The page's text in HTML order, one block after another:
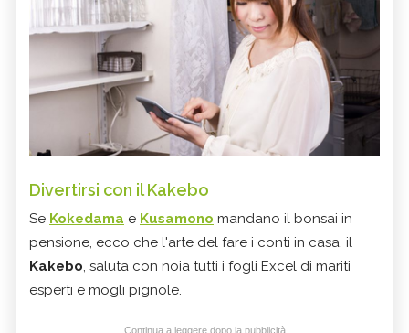
Divertirsi con il Kakebo
Se Kokedama e Kusamono mandano il bonsai in
pensione, ecco che l'arte del fare i conti in casa, il
Kakebo, saluta con noia tutti i fogli Excel di mariti
esperti e mogli pignole.
Continua a leggere dopo la pubblicità